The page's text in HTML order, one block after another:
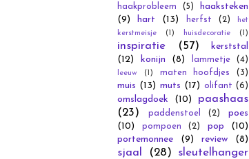
haakprobleem (5)
haaksteken
(9)
hart (13) herfst (2)
het
kerstmeisje
(1) huisdecoratie (1)
inspiratie (57)
kerststal
(12)
konijn (8) lammetje (4)
leeuw (1) maten hoofdjes (3)
muis (13) muts (17) olifant (6)
omslagdoek (10)
paashaas
(23)
paddenstoel (2)
poes
(10)
pompoen (2) pop
(10)
portemonnee
(9) review (8)
sjaal (28)
sleutelhanger